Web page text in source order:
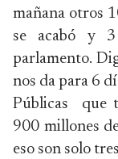
mañana otros
se acabó y
parlamento.
nos da para 6
Públicas que
900 millones
eso son solo